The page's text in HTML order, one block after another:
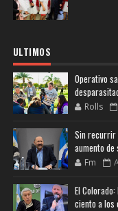
ULTIMOS
Operativo
Rolls
Sin recurrir
aumento de
Fm
El
ciento a los